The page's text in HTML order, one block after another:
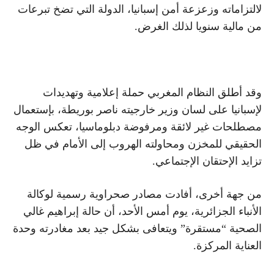
لالتزاماته وزعزعة أمن إسبانيا، الدولة التي تضخ تبرعات
من مالية سنويا لذلك الغرض.
وقد أطلق النظام المغربي حملة إعلامية وتهديدات
لإسبانيا على لسان وزير خارجيته ناصر بوريطة، بإستعمال
مصطلحات غير لائقة ومرفوضة دبلوماسيا، تعكس الوجه
الحقيقي للمخزن ومحاولته الهروب إلى الأمام في ظل
تزايد الإحتقان الإجتماعي.
من جهة أخرى، أفادت مصادر صحراوية رسمية لوكالة
الأنباء الجزائرية، يوم أمس الأحد، أن حالة إبراهيم غالي
الصحية “مستقرة” ويتعافى بشكل جيد بعد مغادرته وحدة
العناية المركزة.